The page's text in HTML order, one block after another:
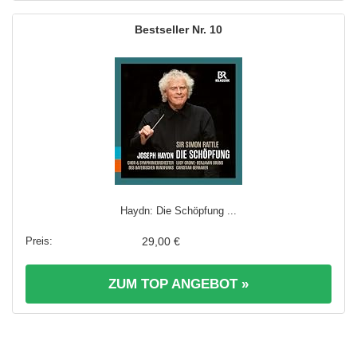
10
Haydn: Die Schöpfung ...
29,00 €
ZUM TOP ANGEBOT »